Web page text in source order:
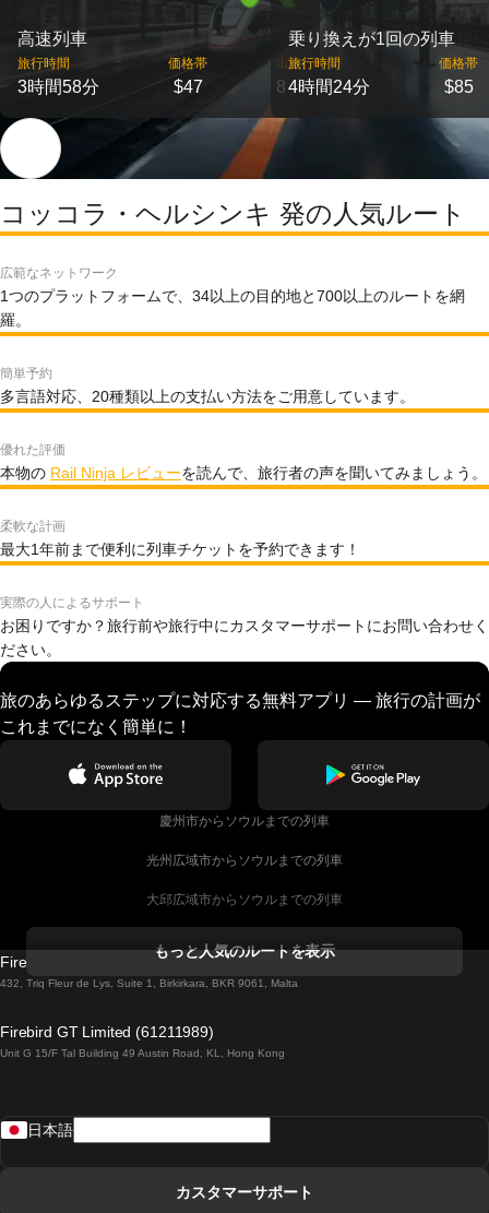
高速列車
旅行時間
3時間58分
価格帯
$47
出発
8
乗り換えが1回の列車
旅行時間
4時間24分
価格帯
$85
コッコラ・ヘルシンキ 発の人気ルート
広範なネットワーク
1つのプラットフォームで、34以上の目的地と700以上のルートを網
羅。
簡単予約
多言語対応、20種類以上の支払い方法をご用意しています。
優れた評価
本物の Rail Ninja レビューを読んで、旅行者の声を聞いてみましょう。
柔軟な計画
最大1年前まで便利に列車チケットを予約できます！
実際の人によるサポート
お困りですか？旅行前や旅行中にカスタマーサポートにお問い合わせく
ださい。
旅のあらゆるステップに対応する無料アプリ — 旅行の計画が
これまでになく簡単に！
慶州市からソウルまでの列車
光州広域市からソウルまでの列車
大邱広域市からソウルまでの列車
ダブリンからゴールウェイまでの列車
ローマからナポリまでの列車
もっと人気のルートを表示
Firebird GT Limited (OC 1451)
432, Triq Fleur de Lys, Suite 1, Birkirkara, BKR 9061, Malta
Firebird GT Limited (61211989)
Unit G 15/F Tal Building 49 Austin Road, KL, Hong Kong
日本語
カスタマーサポート